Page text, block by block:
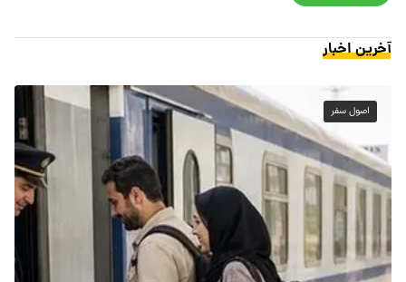
آخرین اخبار
اصول سفر